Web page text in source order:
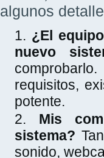
algunos
¿El
nuevo
requisitos,
potente.
Mis
sistema?
sonido,